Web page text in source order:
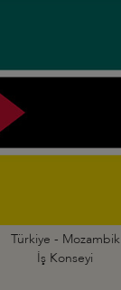
Türkiye - Mozambik
İş Konseyi